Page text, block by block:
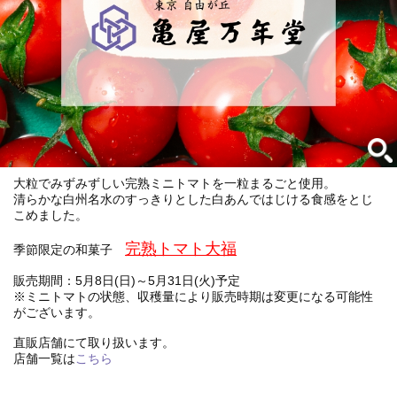
大粒でみずみずしい完熟ミニトマトを一粒まるごと使用。
清らかな白州名水のすっきりとした白あんではじける食感をとじ
こめました。
季節限定の和菓子 完熟トマト大福
販売期間：5月8日(日)～5月31日(火)予定
※ミニトマトの状態、収穫量により販売時期は変更になる可能性
がございます。
直販店舗にて取り扱います。
店舗一覧はこちら